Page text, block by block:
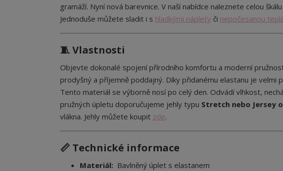
gramáží. Nyní nová barevnice. V naší nabídce naleznete celou
Jednoduše můžete sladit i s hladkými náplety či nepočesanou
🧵 Vlastnosti
Objevte dokonalé spojení přírodního komfortu a moderní
prodyšný a příjemně poddajný. Díky přidanému elastanu je
Tento materiál se výborně nosí po celý den. Odvádí vlhkost,
pružných úpletu doporučujeme jehly typu Stretch nebo Jersey
vlákna. Jehly můžete koupit zde.
📏 Technické informace
Materiál: Bavlněný úplet s elastanem